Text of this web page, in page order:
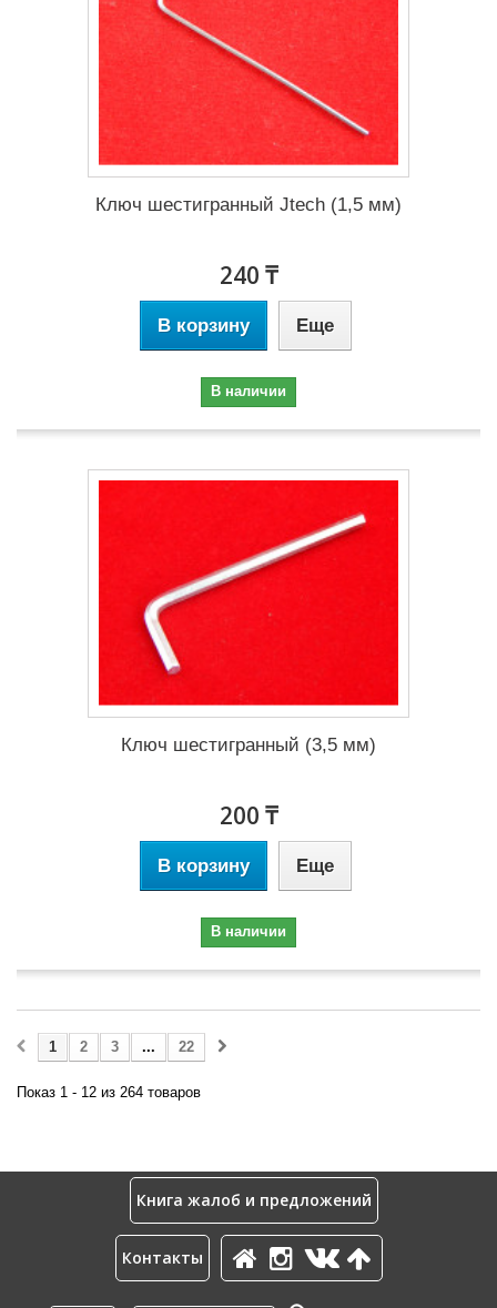
Ключ шестигранный Jtech (1,5 мм)
240 ₸
В корзину Еще
В наличии
Ключ шестигранный (3,5 мм)
200 ₸
В корзину Еще
В наличии
1 2 3 ... 22
Показ 1 - 12 из 264 товаров
Книга жалоб и предложений
Контакты